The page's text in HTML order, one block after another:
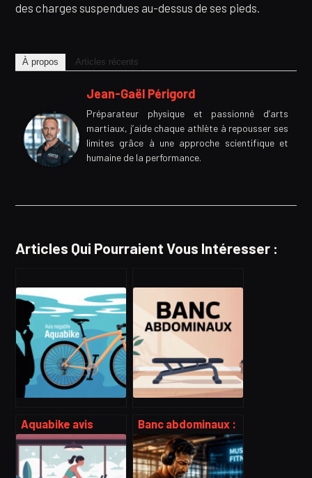
des charges suspendues au-dessus de ses pieds.
À propos Articles récents
Jean-Gaël Périgord
Préparateur physique et passionné d’arts
martiaux, j’aide chaque athlète à repousser ses
limites grâce à une approche scientifique et
humaine de la performance.
Articles Qui Pourraient Vous Intéresser :
Aquabike avis
négatif : ce qu’il
faut vraiment savoir
avant de se lancer
Banc abdominaux :
comment choisir,
utiliser et
progresser sans se